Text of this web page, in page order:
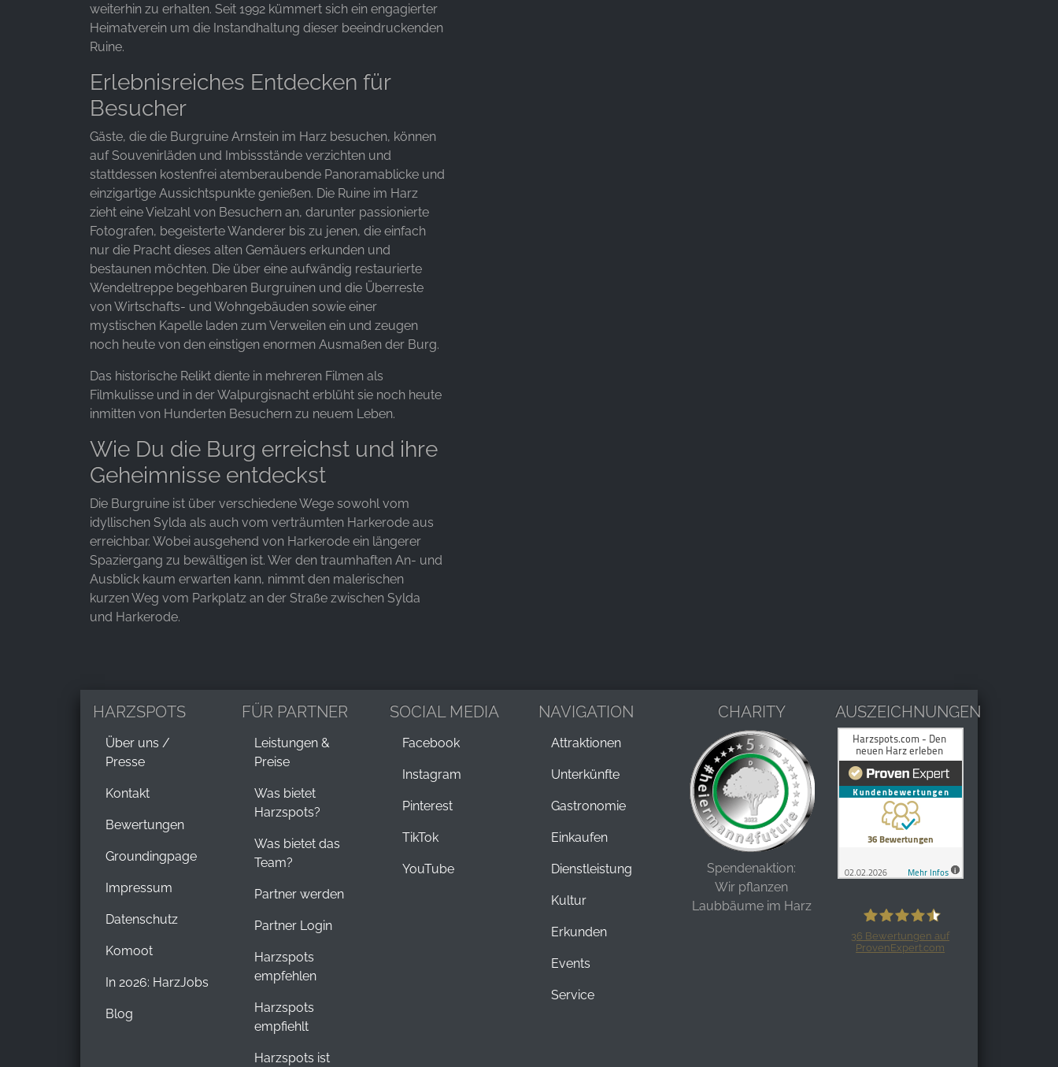
weiterhin zu erhalten. Seit 1992 kümmert sich ein engagierter
Heimatverein um die Instandhaltung dieser beeindruckenden
Ruine.
Erlebnisreiches Entdecken für
Besucher
Gäste, die die Burgruine Arnstein im Harz besuchen, können
auf Souvenirläden und Imbissstände verzichten und
stattdessen kostenfrei atemberaubende Panoramablicke und
einzigartige Aussichtspunkte genießen. Die Ruine im Harz
zieht eine Vielzahl von Besuchern an, darunter passionierte
Fotografen, begeisterte Wanderer bis zu jenen, die einfach
nur die Pracht dieses alten Gemäuers erkunden und
bestaunen möchten. Die über eine aufwändig restaurierte
Wendeltreppe begehbaren Burgruinen und die Überreste
von Wirtschafts- und Wohngebäuden sowie einer
mystischen Kapelle laden zum Verweilen ein und zeugen
noch heute von den einstigen enormen Ausmaßen der Burg.
Das historische Relikt diente in mehreren Filmen als
Filmkulisse und in der Walpurgisnacht erblüht sie noch heute
inmitten von Hunderten Besuchern zu neuem Leben.
Wie Du die Burg erreichst und ihre
Geheimnisse entdeckst
Die Burgruine ist über verschiedene Wege sowohl vom
idyllischen Sylda als auch vom verträumten Harkerode aus
erreichbar. Wobei ausgehend von Harkerode ein längerer
Spaziergang zu bewältigen ist. Wer den traumhaften An- und
Ausblick kaum erwarten kann, nimmt den malerischen
kurzen Weg vom Parkplatz an der Straße zwischen Sylda
und Harkerode.
HARZSPOTS
Über uns /
Presse
Kontakt
Bewertungen
Groundingpage
Impressum
Datenschutz
Komoot
In 2026: HarzJobs
Blog
FÜR PARTNER
Leistungen &
Preise
Was bietet
Harzspots?
Was bietet das
Team?
Partner werden
Partner Login
Harzspots
empfehlen
Harzspots
empfiehlt
Harzspots ist
SOCIAL MEDIA
Facebook
Instagram
Pinterest
TikTok
YouTube
NAVIGATION
Attraktionen
Unterkünfte
Gastronomie
Einkaufen
Dienstleistung
Kultur
Erkunden
Events
Service
CHARITY
Spendenaktion:
Wir pflanzen
Laubbäume im Harz
AUSZEICHNUNGEN
36 Bewertungen auf
ProvenExpert.com